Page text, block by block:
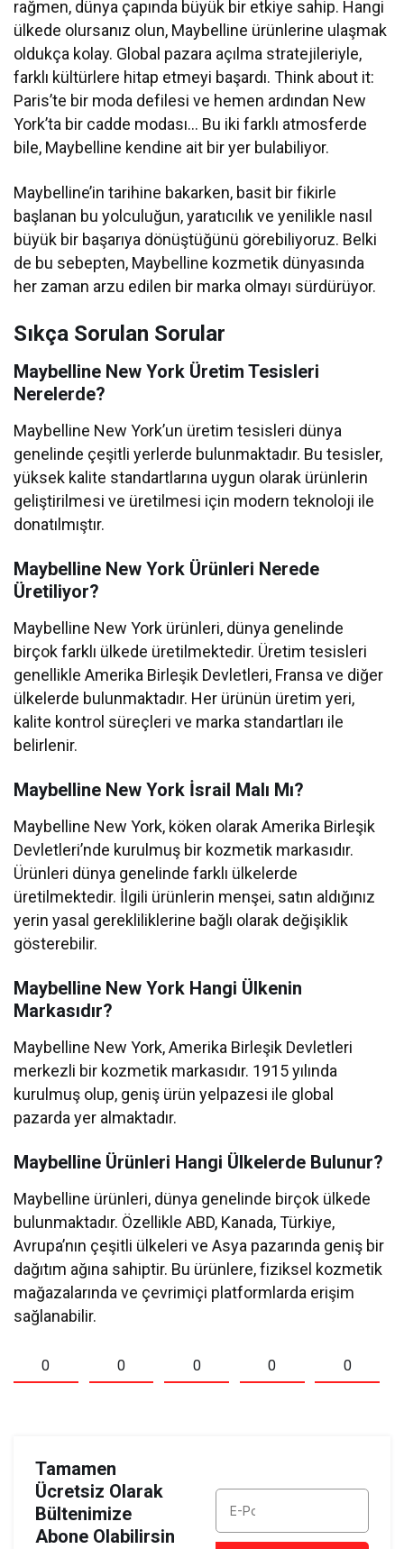
rağmen, dünya çapında büyük bir etkiye sahip. Hangi
ülkede olursanız olun, Maybelline ürünlerine ulaşmak
oldukça kolay. Global pazara açılma stratejileriyle,
farklı kültürlere hitap etmeyi başardı. Think about it:
Paris’te bir moda defilesi ve hemen ardından New
York’ta bir cadde modası… Bu iki farklı atmosferde
bile, Maybelline kendine ait bir yer bulabiliyor.
Maybelline’in tarihine bakarken, basit bir fikirle
başlanan bu yolculuğun, yaratıcılık ve yenilikle nasıl
büyük bir başarıya dönüştüğünü görebiliyoruz. Belki
de bu sebepten, Maybelline kozmetik dünyasında
her zaman arzu edilen bir marka olmayı sürdürüyor.
Sıkça Sorulan Sorular
Maybelline New York Üretim Tesisleri
Nerelerde?
Maybelline New York’un üretim tesisleri dünya
genelinde çeşitli yerlerde bulunmaktadır. Bu tesisler,
yüksek kalite standartlarına uygun olarak ürünlerin
geliştirilmesi ve üretilmesi için modern teknoloji ile
donatılmıştır.
Maybelline New York Ürünleri Nerede
Üretiliyor?
Maybelline New York ürünleri, dünya genelinde
birçok farklı ülkede üretilmektedir. Üretim tesisleri
genellikle Amerika Birleşik Devletleri, Fransa ve diğer
ülkelerde bulunmaktadır. Her ürünün üretim yeri,
kalite kontrol süreçleri ve marka standartları ile
belirlenir.
Maybelline New York İsrail Malı Mı?
Maybelline New York, köken olarak Amerika Birleşik
Devletleri’nde kurulmuş bir kozmetik markasıdır.
Ürünleri dünya genelinde farklı ülkelerde
üretilmektedir. İlgili ürünlerin menşei, satın aldığınız
yerin yasal gerekliliklerine bağlı olarak değişiklik
gösterebilir.
Maybelline New York Hangi Ülkenin
Markasıdır?
Maybelline New York, Amerika Birleşik Devletleri
merkezli bir kozmetik markasıdır. 1915 yılında
kurulmuş olup, geniş ürün yelpazesi ile global
pazarda yer almaktadır.
Maybelline Ürünleri Hangi Ülkelerde Bulunur?
Maybelline ürünleri, dünya genelinde birçok ülkede
bulunmaktadır. Özellikle ABD, Kanada, Türkiye,
Avrupa’nın çeşitli ülkeleri ve Asya pazarında geniş bir
dağıtım ağına sahiptir. Bu ürünlere, fiziksel kozmetik
mağazalarında ve çevrimiçi platformlarda erişim
sağlanabilir.
0 0 0 0 0
Tamamen
Ücretsiz Olarak
Bültenimize
Abone Olabilirsin